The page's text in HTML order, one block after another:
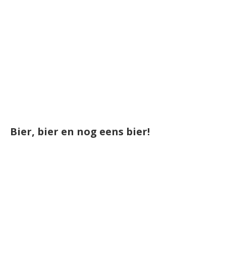
Bier, bier en nog eens bier!